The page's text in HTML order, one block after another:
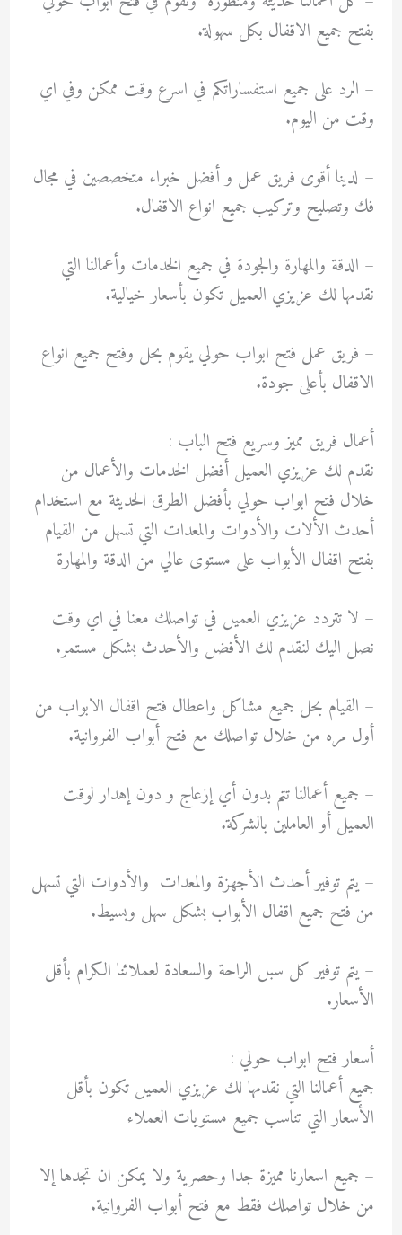
بفتح جميع الاقفال بكل سهولة.
– الرد على جميع استفساراتكم في اسرع وقت ممكن وفي اي
وقت من اليوم.
– لدينا أقوى فريق عمل و أفضل خبراء متخصصين في مجال
فك وتصليح وتركيب جميع انواع الاقفال.
– الدقة والمهارة والجودة في جميع الخدمات وأعمالنا التي
نقدمها لك عزيزي العميل تكون بأسعار خيالية.
– ‏فريق عمل فتح ابواب حولي يقوم بحل وفتح جميع انواع
الاقفال بأعلى جودة.
أعمال فريق مميز وسريع فتح الباب :
نقدم لك عزيزي العميل أفضل الخدمات والأعمال من
خلال فتح ابواب حولي بأفضل الطرق الحديثة مع استخدام
أحدث الألات والأدوات والمعدات التي تسهل من القيام
بفتح اقفال الأبواب على مستوى عالي من الدقة والمهارة
– لا تتردد عزيزي العميل في تواصلك معنا في اي وقت
نصل اليك لنقدم لك الأفضل والأحدث بشكل مستمر.
– ‏القيام بحل جميع مشاكل واعطال فتح اقفال الابواب من
أول مره من خلال تواصلك مع فتح أبواب الفروانية.
– جميع أعمالنا تتم بدون أي إزعاج و دون إهدار لوقت
العميل أو العاملين بالشركة.
– ‏يتم توفير أحدث الأجهزة والمعدات والأدوات التي تسهل
من فتح جميع اقفال الأبواب بشكل سهل وبسيط.
– يتم توفير كل سبل الراحة والسعادة لعملائنا الكرام بأقل
الأسعار.
أسعار فتح ابواب حولي :
جميع أعمالنا التي نقدمها لك عزيزي العميل تكون بأقل
الأسعار التي تناسب جميع مستويات العملاء
– جميع اسعارنا مميزة جدا وحصرية ولا يمكن ان تجدها إلا
من خلال تواصلك فقط مع فتح أبواب الفروانية.